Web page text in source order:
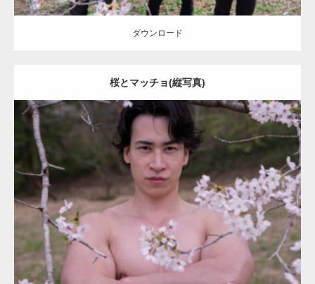
ダウンロード
桜とマッチョ(縦写真)
Update:2021.07.8
Category: 桜とマッチョ kaichan SOSUKE
ダウンロード